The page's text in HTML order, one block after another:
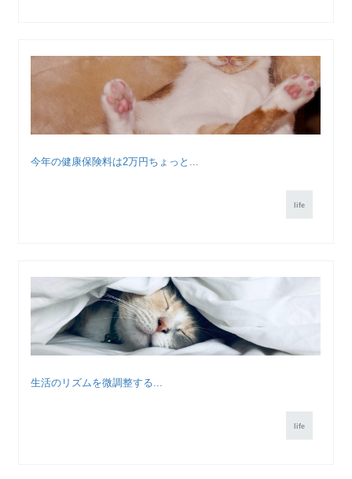
今年の健康保険料は2万円ちょっと...
life
生活のリズムを微調整する...
life